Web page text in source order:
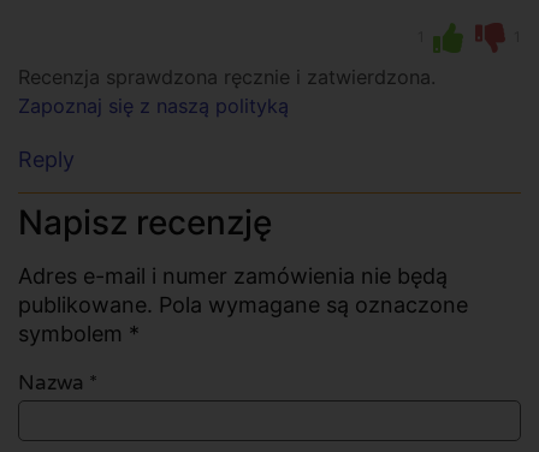
Recenzja sprawdzona ręcznie i zatwierdzona.
Zapoznaj się z naszą polityką
Reply
Napisz recenzję
Adres e-mail i numer zamówienia nie będą
publikowane. Pola wymagane są oznaczone
symbolem *
Nazwa *